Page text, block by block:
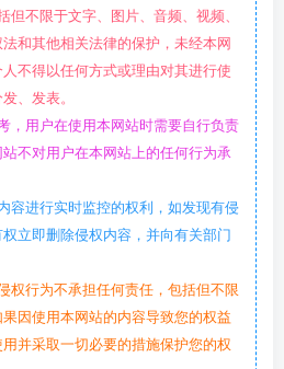
不限于文字、图片、音频、视频、
和其他相关法律的保护，未经本网
不得以任何方式或理由对其进行使
、发表。
，用户在使用本网站时需要自行负责
不对用户在本网站上的任何行为承
容进行实时监控的权利，如发现有侵
立即删除侵权内容，并向有关部门
权行为不承担任何责任，包括但不限
因使用本网站的内容导致您的权益
并采取一切必要的措施保护您的权